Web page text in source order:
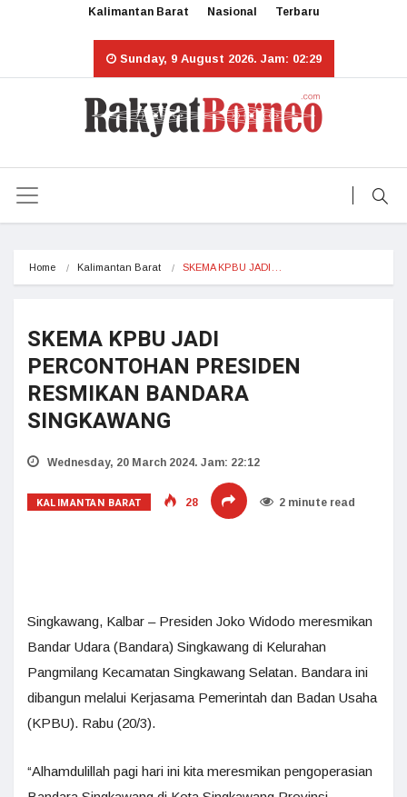
Kalimantan Barat Nasional Terbaru
Sunday, 9 August 2026. Jam: 02:29
Home Kalimantan Barat SKEMA KPBU JADI…
SKEMA KPBU JADI
PERCONTOHAN PRESIDEN
RESMIKAN BANDARA
SINGKAWANG
Wednesday, 20 March 2024. Jam: 22:12
KALIMANTAN BARAT 28 2 minute read
Singkawang, Kalbar – Presiden Joko Widodo meresmikan
Bandar Udara (Bandara) Singkawang di Kelurahan
Pangmilang Kecamatan Singkawang Selatan. Bandara ini
dibangun melalui Kerjasama Pemerintah dan Badan Usaha
(KPBU). Rabu (20/3).
“Alhamdulillah pagi hari ini kita meresmikan pengoperasian